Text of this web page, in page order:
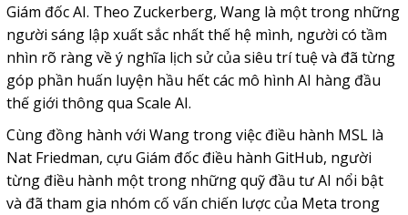
Giám đốc AI. Theo Zuckerberg, Wang là một trong những
người sáng lập xuất sắc nhất thế hệ mình, người có tầm
nhìn rõ ràng về ý nghĩa lịch sử của siêu trí tuệ và đã từng
góp phần huấn luyện hầu hết các mô hình AI hàng đầu
thế giới thông qua Scale AI.
Cùng đồng hành với Wang trong việc điều hành MSL là
Nat Friedman, cựu Giám đốc điều hành GitHub, người
từng điều hành một trong những quỹ đầu tư AI nổi bật
và đã tham gia nhóm cố vấn chiến lược của Meta trong